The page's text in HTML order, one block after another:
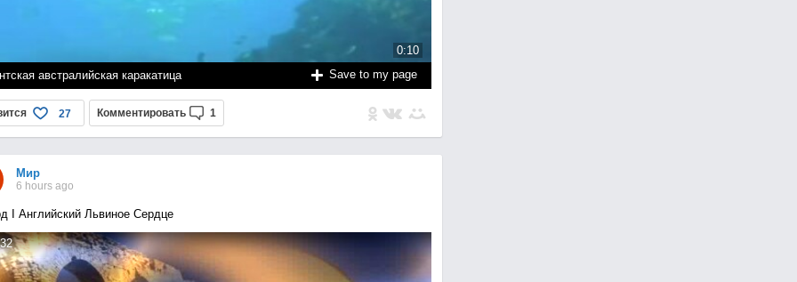
0:10
австралийская каракатица Save to my page
27 Комментировать 1
Мир
6 hours ago
I Английский Львиное Сердце
32